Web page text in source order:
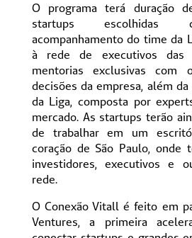
O programa terá duração
startups escolhidas
acompanhamento do time da
à rede de executivos das
mentorias exclusivas com
decisões da empresa, além
da Liga, composta por
mercado. As startups terão
de trabalhar em um
coração de São Paulo, onde
investidores, executivos e
rede.
O Conexão Vitall é feito em
Ventures, a primeira